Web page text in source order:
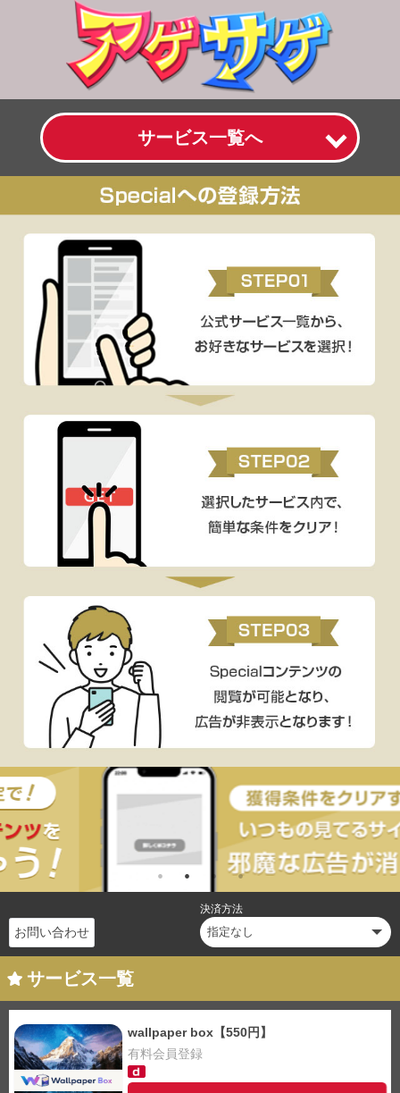
サービス一覧へ
お問い合わせ
決済方法
サービス一覧
wallpaper box【550円】
有料会員登録